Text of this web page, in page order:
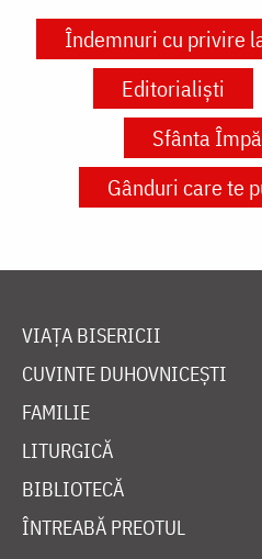
Îndemnuri cu privire
Editorialiști
Sfânta
Gânduri care te
VIAȚA BISERICII
CUVINTE DUHOVNICEȘTI
FAMILIE
LITURGICĂ
BIBLIOTECĂ
ÎNTREABĂ PREOTUL